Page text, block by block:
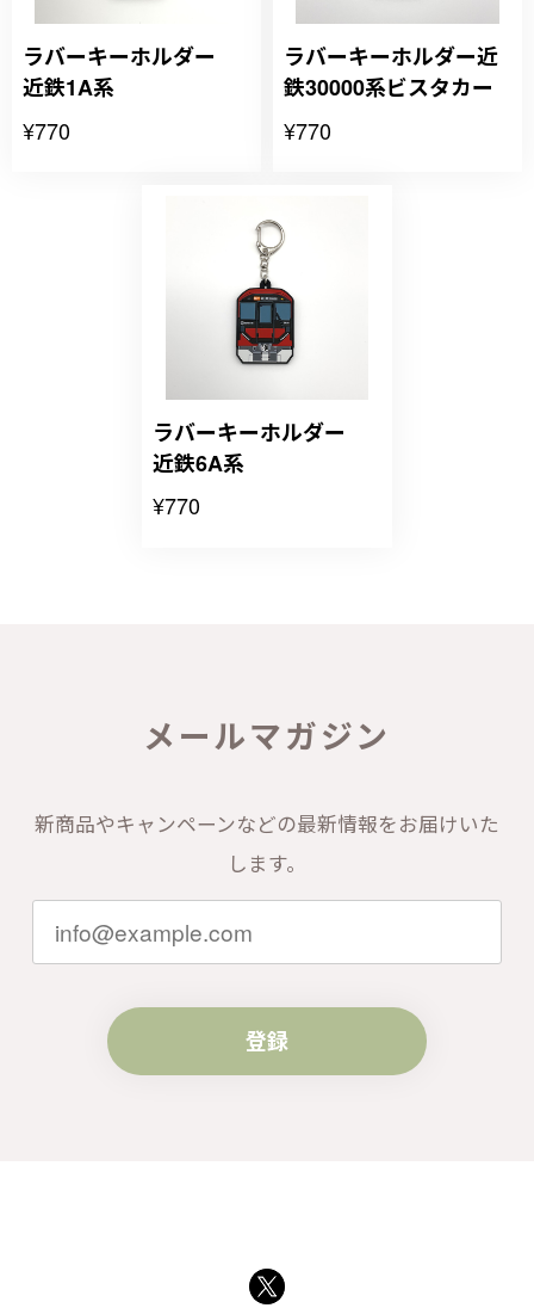
ラバーキーホルダー
近鉄1A系
¥770
ラバーキーホルダー近
鉄30000系ビスタカー
¥770
ラバーキーホルダー
近鉄6A系
¥770
メールマガジン
新商品やキャンペーンなどの最新情報をお届けいた
します。
登録